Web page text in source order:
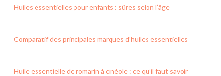
Huiles essentielles pour enfants : sûres selon l’âge
Comparatif des principales marques d’huiles essentielles
Huile essentielle de romarin à cinéole : ce qu’il faut savoir